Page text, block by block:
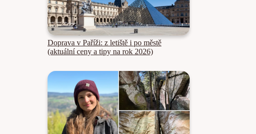
Doprava v Paříži: z letiště i po městě
(aktuální ceny a tipy na rok 2026)